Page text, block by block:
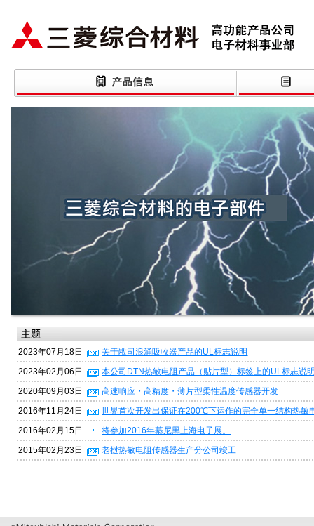
2023年07月18日 关于敝司浪涌吸收器产品的UL标志说明
2023年02月06日 本公司DTN热敏电阻产品（贴片型）标签上的UL标志说
2020年09月03日 高速响应・高精度・薄片型柔性温度传感器开发
2016年11月24日 世界首次开发出保证在200℃下运作的完全单一结构热敏
2016年02月15日 将参加2016年慕尼黑上海电子展。
2015年02月23日 老挝热敏电阻传感器生产分公司竣工